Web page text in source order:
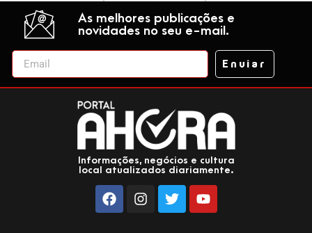
As melhores publicações e
novidades no seu e-mail.
Enviar
Informações, negócios e cultura
local atualizados diariamente.